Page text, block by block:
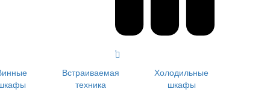
Встраиваемая
техника
Холодильные
шкафы